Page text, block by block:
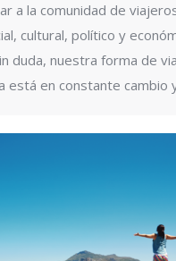
a la comunidad de
cultural, político y
duda, nuestra forma de
está en constante cambio